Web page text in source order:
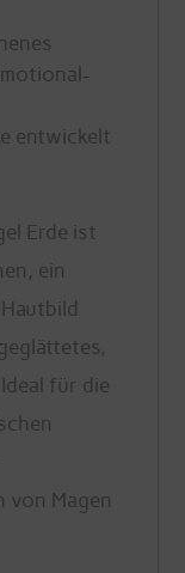
entwickelt
Erde ist
ein
für die
von Magen